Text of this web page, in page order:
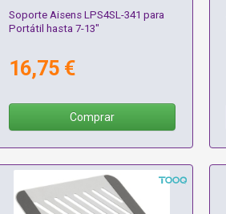
Soporte Aisens LPS4SL-341 para
Portátil hasta 7-13"
16,75 €
Comprar